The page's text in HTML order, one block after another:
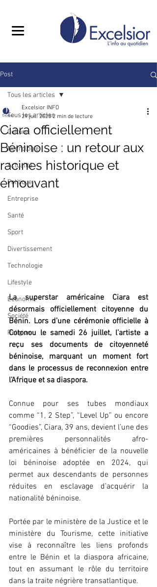
Post
Tous les articles
Culture
Nécrologie
Actualité
Politique
Entreprise
Santé
Sport
Divertissement
Technologie
Lifestyle
Economie
Société
Religion
Tous les articles
Ciara officiellement
Béninoise : un retour aux
racines historique et
émouvant
Excelsior INFO
29 juil. 2025 2 min de lecture
La superstar américaine Ciara est
désormais officiellement citoyenne du
Bénin. Lors d’une cérémonie officielle à
Cotonou le samedi 26 juillet, l’artiste a
reçu ses documents de citoyenneté
béninoise, marquant un moment fort
dans le processus de reconnexion entre
l’Afrique et sa diaspora.
Connue pour ses tubes mondiaux
comme “1, 2 Step”, “Level Up” ou encore
“Goodies”, Ciara, 39 ans, devient l’une des
premières personnalités afro-
américaines à bénéficier de la nouvelle
loi béninoise adoptée en 2024, qui
permet aux descendants de personnes
réduites en esclavage d’acquérir la
nationalité béninoise.
Portée par le ministère de la Justice et le
ministère du Tourisme, cette initiative
vise à reconnaître les liens profonds
entre le Bénin et la diaspora africaine,
tout en assumant le rôle du territoire
dans la traite négrière transatlantique.